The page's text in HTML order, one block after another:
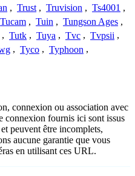
, Trust , Truvision , Ts4001 ,
Tucam , Tuin , Tungson Ages ,
, Tutk , Tuya , Tvc , Tvpsii ,
, Tyco , Typhoon ,
connexion ou association avec
connexion fournis ici sont issus
peuvent être incomplets,
aucune garantie que vous
en utilisant ces URL.